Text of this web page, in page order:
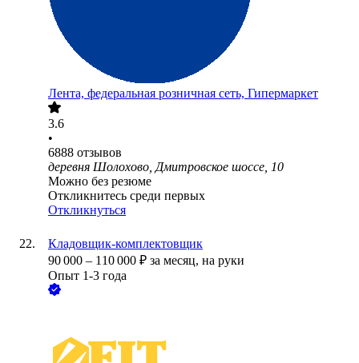
Лента, федеральная розничная сеть, Гипермаркет
3.6
•
6888 отзывов
деревня Шолохово, Дмитровское шоссе, 10
Можно без резюме
Откликнитесь среди первых
Откликнуться
Кладовщик-комплектовщик
90 000 – 110 000 ₽ за месяц, на руки
Опыт 1-3 года